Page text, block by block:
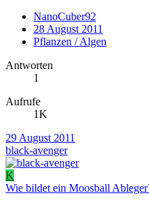
NanoCuber92
28 August 2011
Pflanzen / Algen
Antworten
1
Aufrufe
1K
29 August 2011
black-avenger
K
Wie bildet ein Moosball